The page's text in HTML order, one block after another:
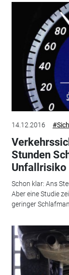
14.12.2016
Stunden
Unfallrisiko
Schon klar: Ans
Aber eine Studie
geringer